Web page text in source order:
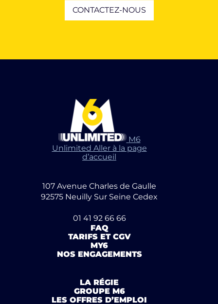
CONTACTEZ-NOUS
M6
Unlimited Aller à la page
d’accueil
107 Avenue Charles de Gaulle
92575 Neuilly Sur Seine Cedex
01 41 92 66 66
FAQ
TARIFS ET CGV
MY6
NOS ENGAGEMENTS
LA RÉGIE
GROUPE M6
LES OFFRES D’EMPLOI